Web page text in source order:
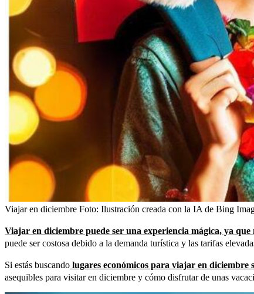
Viajar en diciembre Foto: Ilustración creada con la IA de Bing
Viajar en diciembre puede ser una experiencia mágica, ya
puede ser costosa debido a la demanda turística y las tarifas
Si estás buscando lugares económicos para viajar en diciembre
asequibles para visitar en diciembre y cómo disfrutar de unas